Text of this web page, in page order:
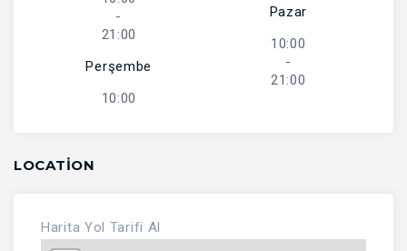
-
21:00
Perşembe
10:00
Pazar
10:00
-
21:00
LOCATION
Harita Yol Tarifi Al